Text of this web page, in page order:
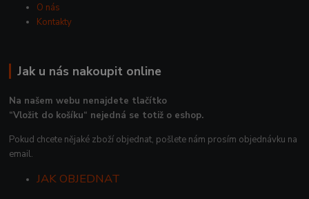
O nás
Kontakty
Jak u nás nakoupit online
Na našem webu nenajdete tlačítko
“Vložit do košíku“ nejedná se totiž o eshop.
Pokud chcete nějaké zboží objednat, pošlete nám prosím objednávku na
email.
JAK OBJEDNAT